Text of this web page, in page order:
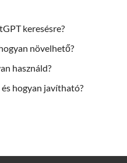
keresésre?
növelhető?
használd?
hogyan javítható?